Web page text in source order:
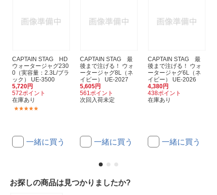
CAPTAIN STAG HD
ウォータージャグ230
0（実容量：2.3L/ブラ
ック） UE-3500
5,720円
572ポイント
在庫あり
一緒に買う
CAPTAIN STAG 最
後まで注げる！ ウォ
ータージャグ8L（ネ
イビー） UE-2027
5,605円
561ポイント
次回入荷未定
一緒に買う
CAPTAIN STAG 最
後まで注げる！ ウォ
ータージャグ6L（ネ
イビー） UE-2026
4,380円
438ポイント
在庫あり
一緒に買う
お探しの商品は見つかりましたか?